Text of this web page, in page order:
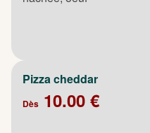
Pizza cheddar
Dès 10.00 €